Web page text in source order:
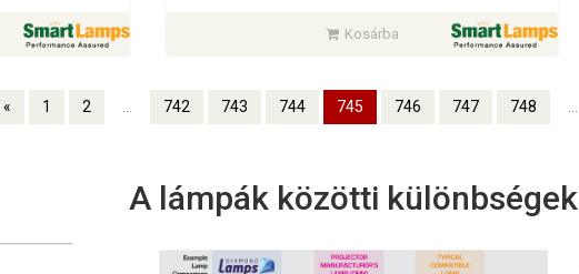
Kosárba
« 1 2 742 743 744 745 746 747 748
A lámpák közötti különbségek